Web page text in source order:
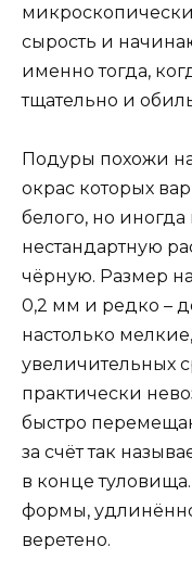
сырость и
именно тогда,
тщательно и
Подуры похожи
окрас которых
белого, но
нестандартную
чёрную. Размер
0,2 мм и редко –
настолько
увеличительных
практически
быстро
за счёт так
в конце
формы,
веретено.